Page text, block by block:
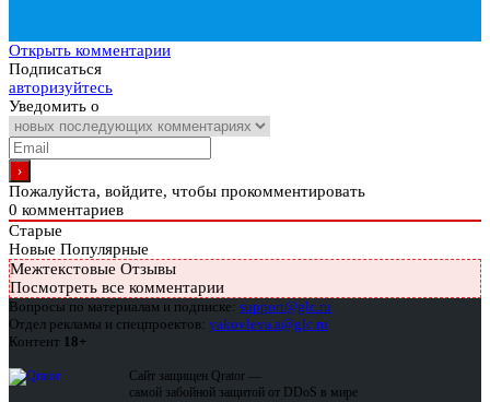
Открыть комментарии
Подписаться
авторизуйтесь
Уведомить о
Пожалуйста, войдите, чтобы прокомментировать
0 комментариев
Старые
Новые Популярные
Межтекстовые Отзывы
Посмотреть все комментарии
Вопросы по материалам и подписке: support@glc.ru
Отдел рекламы и спецпроектов: yakovleva.a@glc.ru
Контент 18+
Сайт защищен Qrator —
самой забойной защитой от DDoS в мире